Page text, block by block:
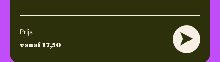
Prijs
vanaf 17,50